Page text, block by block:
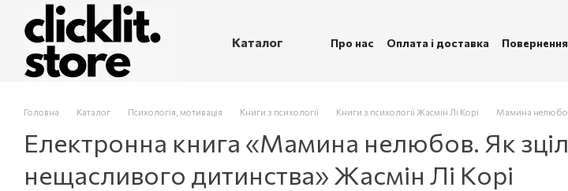
Перейти до основного контенту
Каталог Про нас Оплата і доставка Повернення
Головна Каталог Психологія, мотивація Книги з психології Книги з психології Жасмін Лі Корі Мамина
Електронна книга «Мамина нелюбов. Як
нещасливого дитинства» Жасмін Лі Корі